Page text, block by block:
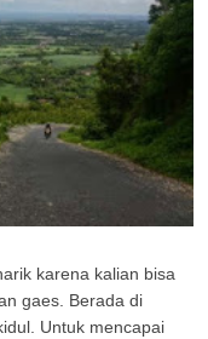
karena kalian bisa
gaes. Berada di
Untuk mencapai